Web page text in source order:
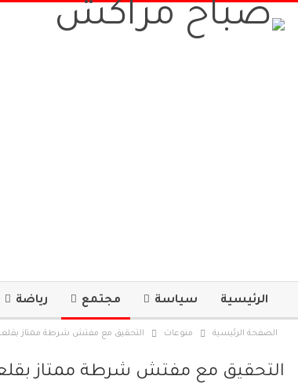
الرئيسية سياسة مجتمع رياضة
الصفحة الرئيسية منوعات التحقيق مع مفتش شرطة ممتاز بقلعة
التحقيق مع مفتش شرطة ممتاز